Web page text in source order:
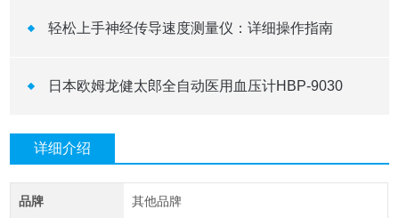
轻松上手神经传导速度测量仪：详细操作指南
日本欧姆龙健太郎全自动医用血压计HBP-9030
详细介绍
品牌 其他品牌